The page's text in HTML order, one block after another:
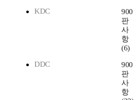
KDC
900
판
사
항
(6)
DDC
900
판
사
항